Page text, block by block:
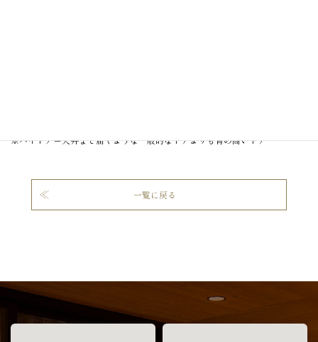
※ハイドア＝天井まで届くような一般的なドアよりも背の高いドア
一覧に戻る